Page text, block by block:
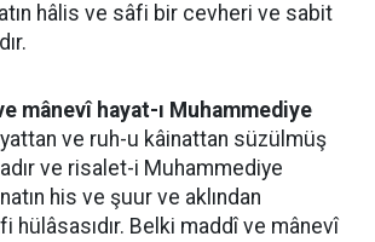
hâlis ve sâfi bir cevheri ve sabit
mânevî hayat-ı Muhammediye
ve ruh-u kâinattan süzülmüş
ve risalet-i Muhammediye
his ve şuur ve aklından
hülâsasıdır. Belki maddî ve mânevî